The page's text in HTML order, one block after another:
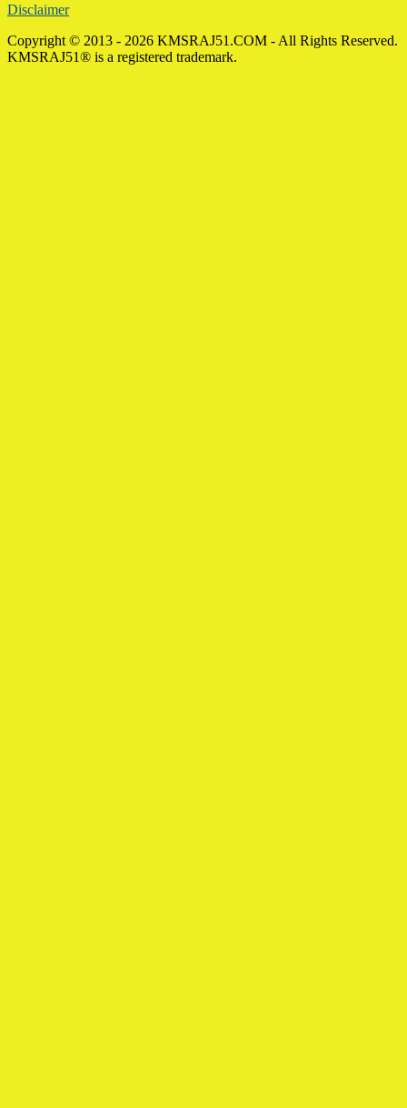
Disclaimer
Copyright © 2013 - 2026 KMSRAJ51.COM - All Rights Reserved.
KMSRAJ51® is a registered trademark.